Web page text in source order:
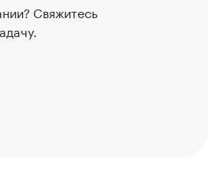
Свяжитесь